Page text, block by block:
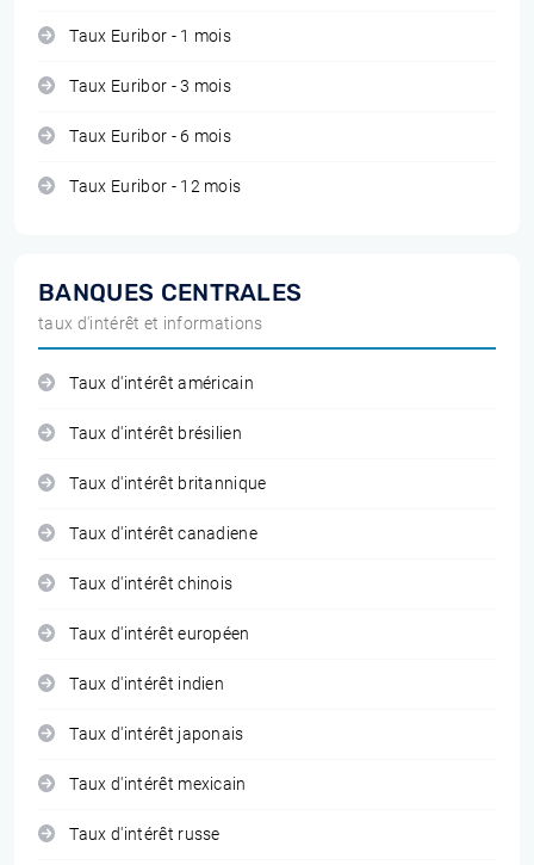
Taux Euribor - 1 mois
Taux Euribor - 3 mois
Taux Euribor - 6 mois
Taux Euribor - 12 mois
BANQUES CENTRALES
taux d'intérêt et informations
Taux d'intérêt américain
Taux d'intérêt brésilien
Taux d'intérêt britannique
Taux d'intérêt canadiene
Taux d'intérêt chinois
Taux d'intérêt européen
Taux d'intérêt indien
Taux d'intérêt japonais
Taux d'intérêt mexicain
Taux d'intérêt russe